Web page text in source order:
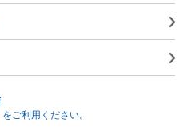
ご利用ください。